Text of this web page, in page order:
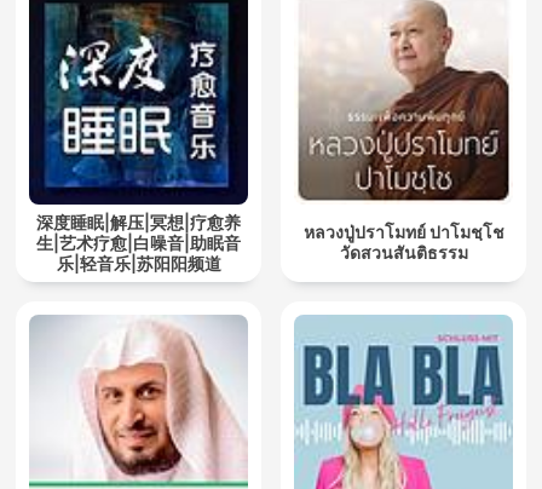
深度睡眠|解压|冥想|疗愈养
生|艺术疗愈|白噪音|助眠音
乐|轻音乐|苏阳阳频道
หลวงปู่ปราโมทย์ ปาโมชฺโช
วัดสวนสันติธรรม